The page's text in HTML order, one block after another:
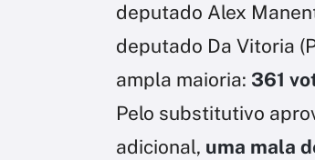
deputado Alex
deputado Da Vitoria
ampla maioria: 361
Pelo substitutivo
adicional, uma mala